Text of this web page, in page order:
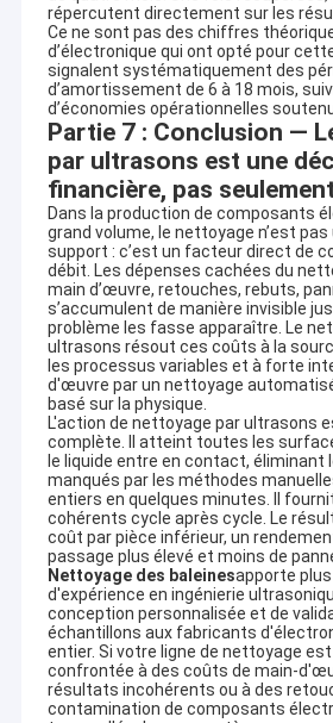
répercutent directement sur les
Ce ne sont pas des chiffres
d’électronique qui ont opté pour
signalent systématiquement des
d’amortissement de 6 à 18 mois,
d’économies opérationnelles
Partie 7 : Conclusion —
par ultrasons est une
financière, pas
Dans la production de composants
grand volume, le nettoyage n’est
support : c’est un facteur direct de
débit. Les dépenses cachées du
main d’œuvre, retouches, rebuts,
s’accumulent de manière invisible
problème les fasse apparaître. Le
ultrasons résout ces coûts à la
les processus variables et à forte
d'œuvre par un nettoyage
basé sur la physique.
L'action de nettoyage par ultrasons
complète. Il atteint toutes les
le liquide entre en contact,
manqués par les méthodes
entiers en quelques minutes. Il
cohérents cycle après cycle. Le
coût par pièce inférieur, un
passage plus élevé et moins de
Nettoyage des baleinesapporte
d'expérience en ingénierie
conception personnalisée et de
échantillons aux fabricants
entier. Si votre ligne de nettoyage
confrontée à des coûts de main-
résultats incohérents ou à des
contamination de composants